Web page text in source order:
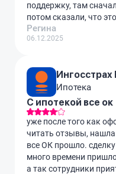
поддержку, там
потом сказали, что
Регина
06.12.2025
Ингосстрах
Ипотека
С ипотекой все ок
уже после того как
читать отзывы,
все ОК прошло.
много времени
а так сотрудники